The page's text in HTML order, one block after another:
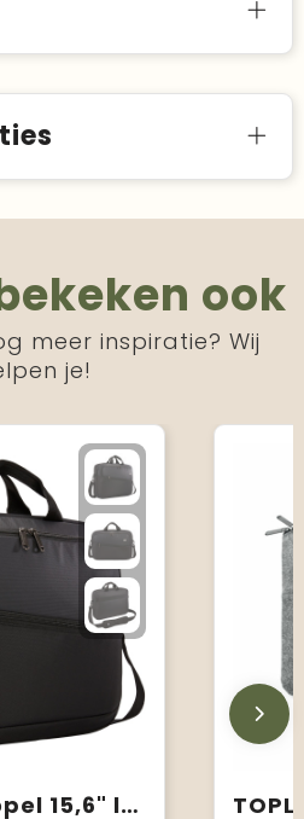
ook
meer inspiratie? Wij
je!
Case Logic Propel 15,6" laptoptas